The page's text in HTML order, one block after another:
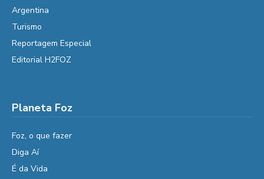
Argentina
Turismo
Reportagem Especial
Editorial H2FOZ
Planeta Foz
Foz, o que fazer
Diga Aí
É da Vida